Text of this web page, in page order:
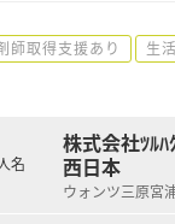
師取得支援あり 生
名
株式会社ﾂﾙﾊ
西日本
ウォンツ三原宮